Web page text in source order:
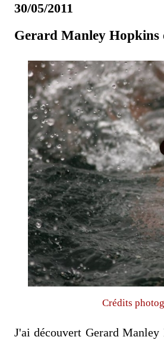
30/05/2011
Gerard Manley
Crédits
J'ai découvert Gerard